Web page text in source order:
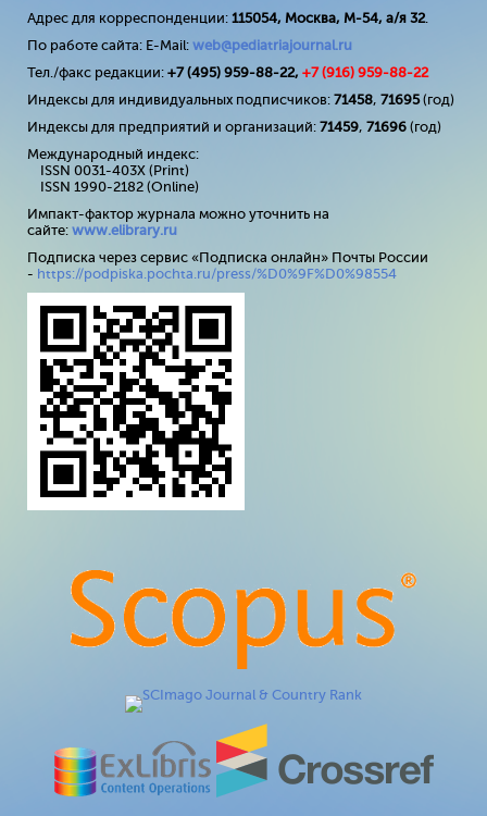
Адрес для корреспонденции: 115054, Москва, М-54, а/я 32.
По работе сайта: E-Mail: web@pediatriajournal.ru
Тел./факс редакции: +7 (495) 959-88-22, +7 (916) 959-88-22
Индексы для индивидуальных подписчиков: 71458, 71695(год)
Индексы для предприятий и организаций: 71459, 71696 (год)
Международный индекс:
ISSN 0031-403X (Print)
ISSN 1990-2182 (Online)
Импакт-фактор журнала можно уточнить на
сайте: www.elibrary.ru
Подписка через сервис «Подписка онлайн» Почты России
- https://podpiska.pochta.ru/press/%D0%9F%D0%98554